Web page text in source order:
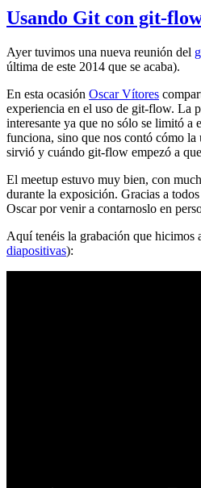
Usando Git con git-
Ayer tuvimos una nueva reunión del
última de este 2014 que se acaba).
En esta ocasión Oscar Vítores
experiencia en el uso de git-flow. La
interesante ya que no sólo se limitó a
funciona, sino que nos contó cómo la
sirvió y cuándo git-flow empezó a
El meetup estuvo muy bien, con
durante la exposición. Gracias a
Oscar por venir a contarnoslo en
Aquí tenéis la grabación que hicimos
diapositivas):